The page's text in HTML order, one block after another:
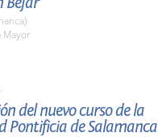
Mayor
del nuevo curso de la
Pontificia de Salamanca